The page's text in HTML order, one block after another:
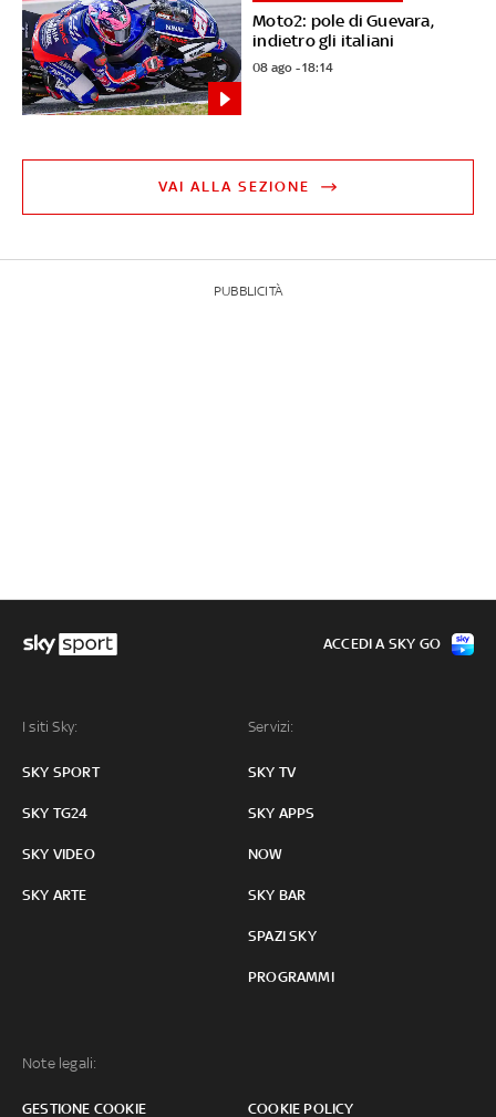
Moto2: pole di Guevara,
indietro gli italiani
08 ago - 18:14
VAI ALLA SEZIONE
PUBBLICITÀ
I siti Sky:
SKY SPORT
SKY TG24
SKY VIDEO
SKY ARTE
Servizi:
SKY TV
SKY APPS
NOW
SKY BAR
SPAZI SKY
PROGRAMMI
Note legali:
GESTIONE COOKIE COOKIE POLICY
ACCEDI A SKY GO